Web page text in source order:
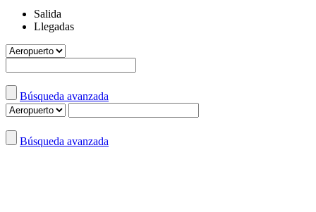
Salida
Llegadas
Búsqueda avanzada
Búsqueda avanzada